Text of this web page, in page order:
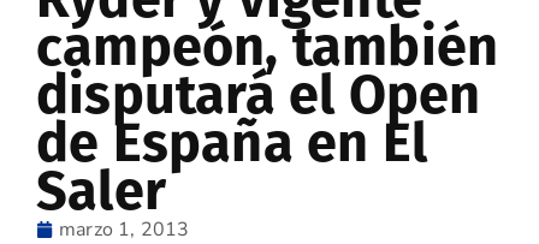
campeón, también
disputará el Open
de España en El
Saler
marzo 1, 2013